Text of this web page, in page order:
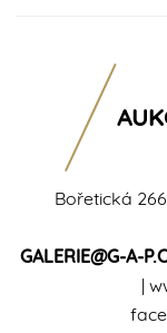
Bořetická
GALERIE@G-A-
|